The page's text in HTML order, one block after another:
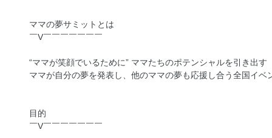
ママの夢サミットとは
￣V￣￣￣￣￣￣￣
“ママが笑顔でいるために” ママたちのポテンシャルを引き出す
ママが自分の夢を発表し、他のママの夢も応援し合う全国イベ
目的
￣V￣￣￣￣￣￣￣